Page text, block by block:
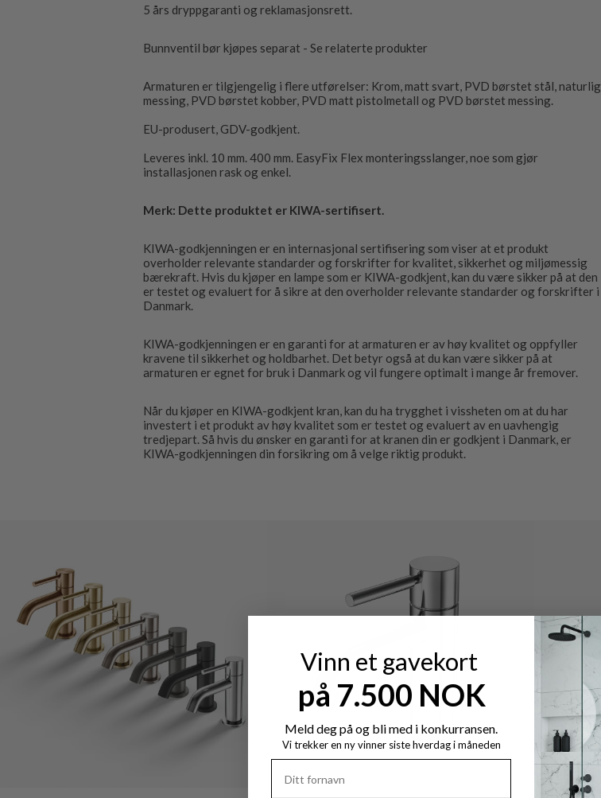
5 års dryppgaranti og reklamasjonsrett.
Bunnventil bør kjøpes separat - Se relaterte produkter
Armaturen er tilgjengelig i flere utførelser: Krom, matt svart, PVD børstet stål, naturlig
messing, PVD børstet kobber, PVD matt pistolmetall og PVD børstet messing.
EU-produsert, GDV-godkjent.
Leveres inkl. 10 mm. 400 mm. EasyFix Flex monteringsslanger, noe som gjør
installasjonen rask og enkel.
Merk: Dette produktet er KIWA-sertifisert.
KIWA-godkjenningen er en internasjonal sertifisering som viser at et produkt
overholder relevante standarder og forskrifter for kvalitet, sikkerhet og miljømessig
bærekraft. Hvis du kjøper en lampe som er KIWA-godkjent, kan du være sikker på at den
er testet og evaluert for å sikre at den overholder relevante standarder og forskrifter i
Danmark.
KIWA-godkjenningen er en garanti for at armaturen er av høy kvalitet og oppfyller
kravene til sikkerhet og holdbarhet. Det betyr også at du kan være sikker på at
armaturen er egnet for bruk i Danmark og vil fungere optimalt i mange år fremover.
Når du kjøper en KIWA-godkjent kran, kan du ha trygghet i vissheten om at du har
investert i et produkt av høy kvalitet som er testet og evaluert av en uavhengig
tredjepart. Så hvis du ønsker en garanti for at kranen din er godkjent i Danmark, er
KIWA-godkjenningen din forsikring om å velge riktig produkt.
Vinn et gavekort
på 7.500 NOK
Meld deg på og bli med i konkurransen.
Vi trekker en ny vinner siste hverdag i måneden